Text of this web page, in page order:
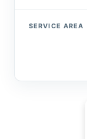
SERVICE AREA